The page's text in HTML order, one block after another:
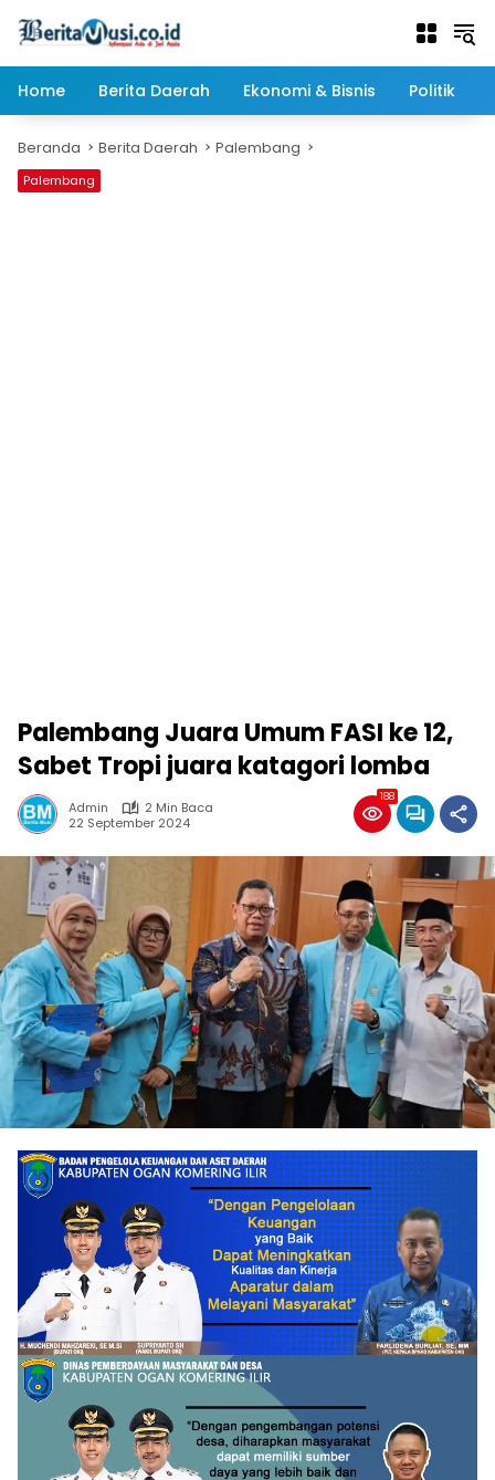
Home
Berita Daerah Ekonomi & Bisnis Politik
Beranda Berita Daerah Palembang
Palembang
Palembang Juara Umum FASI ke 12,
Sabet Tropi juara katagori lomba
Admin
2 Min Baca
22 September 2024
188